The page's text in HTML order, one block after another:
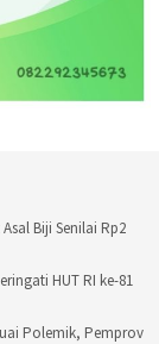
Biji Senilai Rp2
HUT RI ke-81
Polemik, Pemprov